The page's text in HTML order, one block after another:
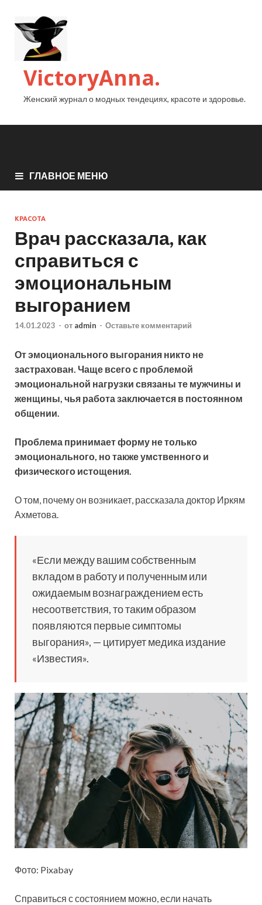
VictoryAnna.
Женский журнал о модных тендециях, красоте и здоровье.
ГЛАВНОЕ МЕНЮ
КРАСОТА
Врач рассказала, как
справиться с
эмоциональным
выгоранием
14.01.2023 - от admin - Оставьте комментарий
От эмоционального выгорания никто не
застрахован. Чаще всего с проблемой
эмоциональной нагрузки связаны те мужчины и
женщины, чья работа заключается в постоянном
общении.
Проблема принимает форму не только
эмоционального, но также умственного и
физического истощения.
О том, почему он возникает, рассказала доктор Иркям
Ахметова.
«Если между вашим собственным
вкладом в работу и полученным или
ожидаемым вознаграждением есть
несоответствия, то таким образом
появляются первые симптомы
выгорания», — цитирует медика издание
«Известия».
Фото: Pixabay
Справиться с состоянием можно, если начать